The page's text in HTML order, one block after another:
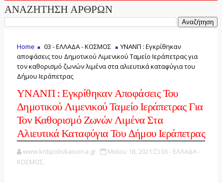
ΑΝΑΖΗΤΗΣΗ ΑΡΘΡΩΝ
Home 03 - ΕΛΛΑΔΑ - ΚΟΣΜΟΣ
ΥΝΑΝΠ : Εγκρίθηκαν
αποφάσεις του Δημοτικού Λιμενικού Ταμείο Ιεράπετρας για
τον καθορισμό ζωνών λιμένα στα αλιευτικά καταφύγια του
Δήμου Ιεράπετρας
ΥΝΑΝΠ : Εγκρίθηκαν Αποφάσεις Του
Δημοτικού Λιμενικού Ταμείο Ιεράπετρας Για
Τον Καθορισμό Ζωνών Λιμένα Στα
Αλιευτικά Καταφύγια Του Δήμου Ιεράπετρας
www.kritipoliskaixoria.gr Μαΐου 18, 2021
03 - ΕΛΛΑΔΑ -
ΚΟΣΜΟΣ,